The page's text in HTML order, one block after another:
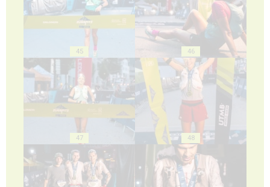
45 46
47 48